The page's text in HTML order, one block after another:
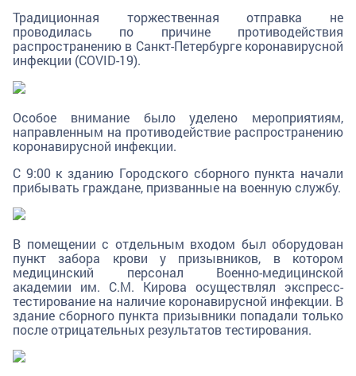
Традиционная торжественная отправка не
проводилась по причине противодействия
распространению в Санкт-Петербурге коронавирусной
инфекции (COVID-19).
Особое внимание было уделено мероприятиям,
направленным на противодействие распространению
коронавирусной инфекции.
С 9:00 к зданию Городского сборного пункта начали
прибывать граждане, призванные на военную службу.
В помещении с отдельным входом был оборудован
пункт забора крови у призывников, в котором
медицинский персонал Военно-медицинской
академии им. С.М. Кирова осуществлял экспресс-
тестирование на наличие коронавирусной инфекции. В
здание сборного пункта призывники попадали только
после отрицательных результатов тестирования.